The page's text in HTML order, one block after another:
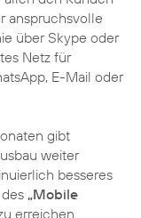
anspruchsvolle
über Skype oder
Netz für
E-Mail oder
gibt
weiter
besseres
„Mobile
erreichen.